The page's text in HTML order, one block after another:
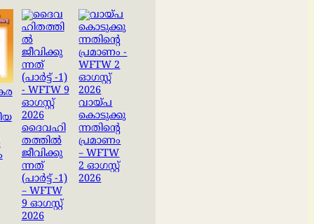
ദൈവഹി
തത്തിൽ
ജീവിക്കു
ന്നത്
(പാർട്ട് -1)
– WFTW
9 ഓഗസ്റ്റ്
2026
വായ്പ
കൊടുക്കു
ന്നതിന്റെ
പ്രമാണം
– WFTW
2 ഓഗസ്റ്റ്
2026